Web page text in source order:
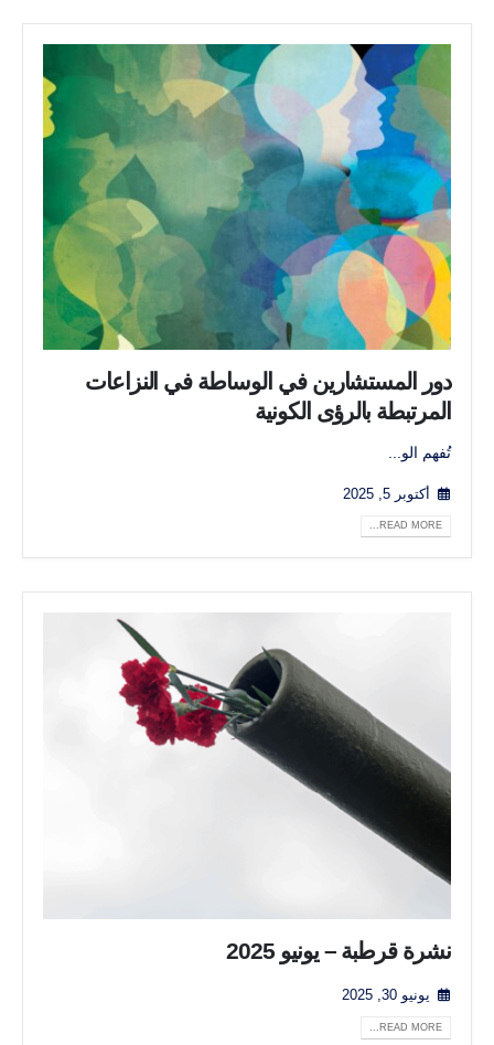
دور المستشارين في الوساطة في النزاعات
المرتبطة بالرؤى الكونية
تُفهم الو...
أكتوبر 5, 2025
READ MORE...
نشرة قرطبة – يونيو 2025
يونيو 30, 2025
READ MORE...